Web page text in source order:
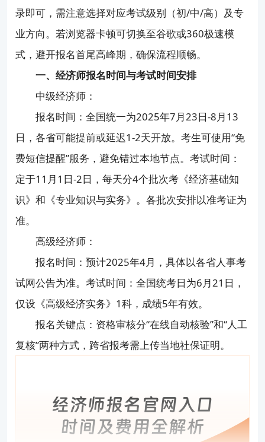
录即可，需注意选择对应考试级别（初/中/高）及专
业方向。若浏览器卡顿可切换至谷歌或360极速模
式，避开报名首尾高峰期，确保流程顺畅。
一、经济师报名时间与考试时间安排
中级经济师：
报名时间：全国统一为2025年7月23日-8月13
日，各省可能提前或延迟1-2天开放。考生可使用“免
费短信提醒”服务，避免错过本地节点。考试时间：
定于11月1日-2日，每天分4个批次考《经济基础知
识》和《专业知识与实务》。各批次安排以准考证为
准。
高级经济师：
报名时间：预计2025年4月，具体以各省人事考
试网公告为准。考试时间：全国统考日为6月21日，
仅设《高级经济实务》1科，成绩5年有效。
报名关键点：资格审核分“在线自动核验”和“人工
复核”两种方式，跨省报考需上传当地社保证明。